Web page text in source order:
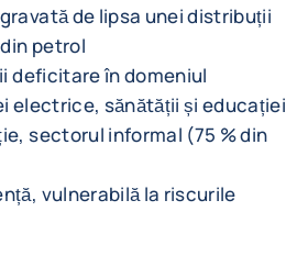
de lipsa unei distribuții
petrol
deficitare în domeniul
electrice, sănătății și educației
sectorul informal (75 % din
vulnerabilă la riscurile